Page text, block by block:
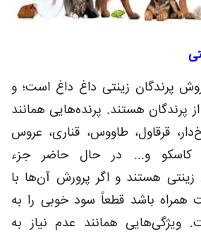
پرندگان زینتی داغ داغ است؛ و
پرندگان هستند. پرنده‌هایی همانند
قرقاول، طاووس، قناری، عروس
کاسکو و... در حال حاضر جزء
زینتی هستند و اگر پرورش آن‌ها با
همراه باشد قطعاً سود خوبی را به
ویژگی‌هایی همانند عدم نیاز به